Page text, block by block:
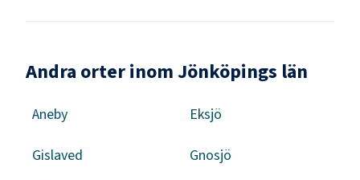
Andra orter inom Jönköpings län
Aneby Eksjö
Gislaved Gnosjö